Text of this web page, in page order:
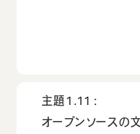
主題1.11：
オープンソースの